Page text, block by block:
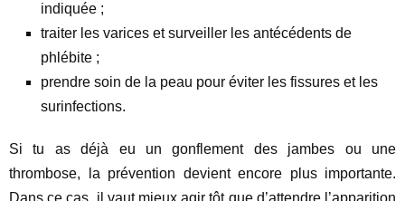
indiquée ;
traiter les varices et surveiller les antécédents de
phlébite ;
prendre soin de la peau pour éviter les fissures et les
surinfections.
Si tu as déjà eu un gonflement des jambes ou une
thrombose, la prévention devient encore plus importante.
Dans ce cas, il vaut mieux agir tôt que d’attendre l’apparition